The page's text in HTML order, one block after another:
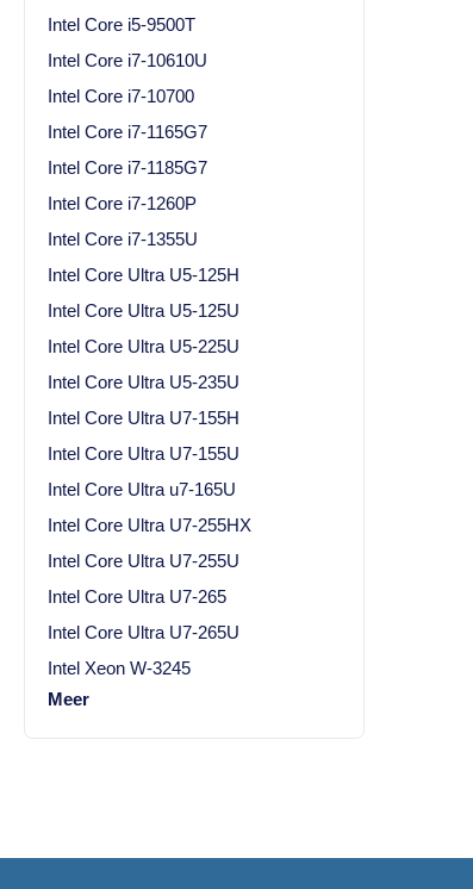
Intel Core i5-9500T
Intel Core i7-10610U
Intel Core i7-10700
Intel Core i7-1165G7
Intel Core i7-1185G7
Intel Core i7-1260P
Intel Core i7-1355U
Intel Core Ultra U5-125H
Intel Core Ultra U5-125U
Intel Core Ultra U5-225U
Intel Core Ultra U5-235U
Intel Core Ultra U7-155H
Intel Core Ultra U7-155U
Intel Core Ultra u7-165U
Intel Core Ultra U7-255HX
Intel Core Ultra U7-255U
Intel Core Ultra U7-265
Intel Core Ultra U7-265U
Intel Xeon W-3245
Meer